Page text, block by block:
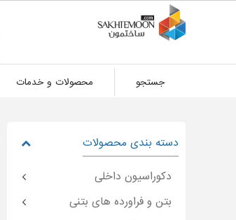
جستجو محصولات و خدمات
دسته بندی محصولات
دکوراسیون داخلی
بتن و فراورده های بتنی